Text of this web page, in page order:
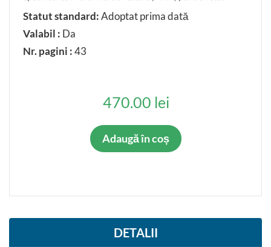
Statut standard:Adoptat prima dată
Valabil : Da
Nr. pagini :43
470.00 lei
Adaugă în coș
DETALII